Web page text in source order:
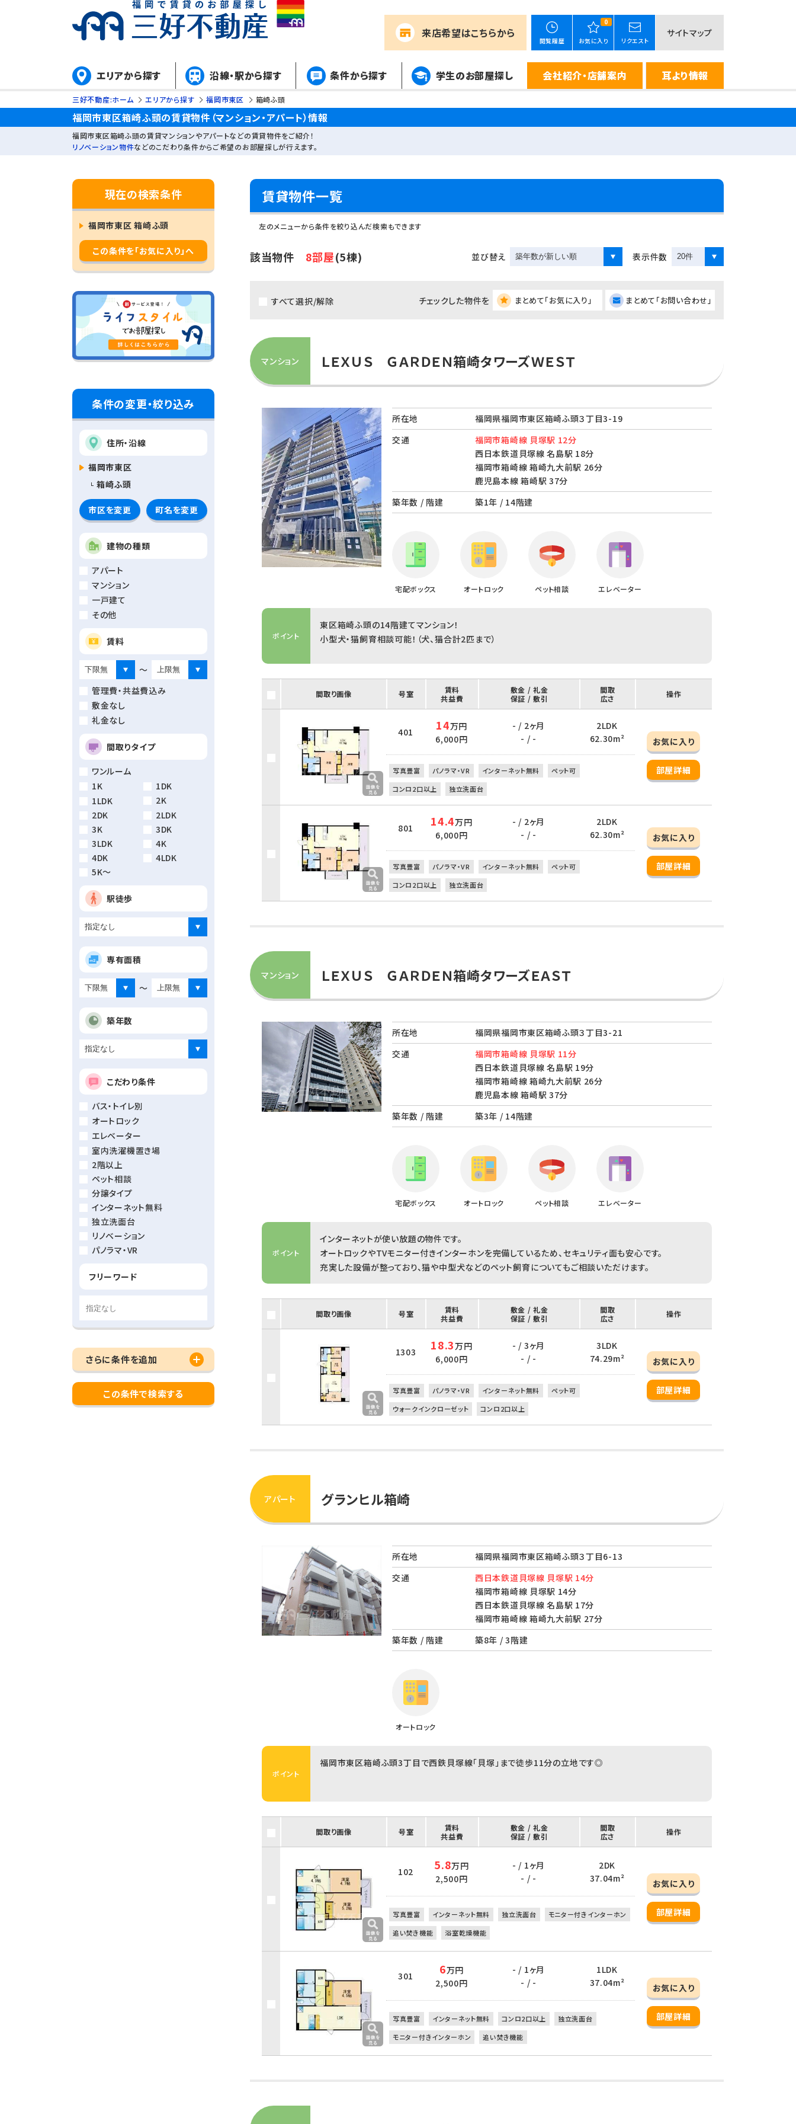
来店希望はこちらから
閲覧履歴
0
お気に入り リクエスト
サイトマップ
エリアから探す 沿線・駅から探す 条件から探す 学生のお部屋探し 会社紹介・店舗案内 耳より情報
三好不動産:ホーム エリアから探す 福岡市東区 箱崎ふ頭
福岡市東区箱崎ふ頭の賃貸物件（マンション・アパート）情報
福岡市東区箱崎ふ頭の賃貸マンションやアパートなどの賃貸物件をご紹介！
リノベーション物件などのこだわり条件からご希望のお部屋探しが行えます。
現在の検索条件
福岡市東区 箱崎ふ頭
この条件を「お気に入り」へ
条件の変更・絞り込み
住所・沿線
福岡市東区
箱崎ふ頭
市区を変更 町名を変更
建物の種類
アパート
マンション
一戸建て
その他
賃料
～
管理費・共益費込み
敷金なし
礼金なし
間取りタイプ
ワンルーム
1K
1DK
1LDK
2K
2DK
2LDK
3K
3DK
3LDK
4K
4DK
4LDK
5K～
駅徒歩
専有面積
～
築年数
こだわり条件
バス・トイレ別
オートロック
エレベーター
室内洗濯機置き場
2階以上
ペット相談
分譲タイプ
インターネット無料
独立洗面台
リノベーション
パノラマ・VR
フリーワード
さらに条件を追加
この条件で検索する
賃貸物件一覧
左のメニューから条件を絞り込んだ検索もできます
該当物件 8部屋(5棟) 並び替え 表示件数
すべて選択/解除 チェックした物件を まとめて「お気に入り」 まとめて「お問い合わせ」
マンション ＬＥＸＵＳ ＧＡＲＤＥＮ箱崎タワーズＷＥＳＴ
所在地
福岡県福岡市東区箱崎ふ頭３丁目3-19
交通
福岡市箱崎線 貝塚駅 12分
西日本鉄道貝塚線 名島駅 18分
福岡市箱崎線 箱崎九大前駅 26分
鹿児島本線 箱崎駅 37分
築年数 / 階建
築1年 / 14階建
宅配ボックス オートロック ペット相談 エレベーター
ポイント
東区箱崎ふ頭の14階建てマンション！
小型犬・猫飼育相談可能！（犬、猫合計2匹まで）
間取り画像 号室
賃料
共益費
敷金 / 礼金
保証 / 敷引
間取
広さ
操作
401 14万円
6,000円
- / 2ヶ月
- / -
2LDK
62.30m²
お気に入り
部屋詳細
写真豊富 パノラマ・VR インターネット無料
ペット可
コンロ2口以上
独立洗面台
801 14.4万円
6,000円
- / 2ヶ月
- / -
2LDK
62.30m²
お気に入り
部屋詳細
写真豊富 パノラマ・VR インターネット無料
ペット可
コンロ2口以上
独立洗面台
マンション ＬＥＸＵＳ ＧＡＲＤＥＮ箱崎タワーズＥＡＳＴ
所在地
福岡県福岡市東区箱崎ふ頭３丁目3-21
交通
福岡市箱崎線 貝塚駅 11分
西日本鉄道貝塚線 名島駅 19分
福岡市箱崎線 箱崎九大前駅 26分
鹿児島本線 箱崎駅 37分
築年数 / 階建
築3年 / 14階建
宅配ボックス オートロック ペット相談 エレベーター
ポイント
インターネットが使い放題の物件です。
オートロックやTVモニター付きインターホンを完備しているため、セキュリティ面も安心です。
充実した設備が整っており、猫や中型犬などのペット飼育についてもご相談いただけます。
間取り画像 号室
賃料
共益費
敷金 / 礼金
保証 / 敷引
間取
広さ
操作
1303 18.3万円
6,000円
- / 3ヶ月
- / -
3LDK
74.29m²
お気に入り
部屋詳細
写真豊富 パノラマ・VR インターネット無料
ペット可
ウォークインクローゼット
コンロ2口以上
アパート グランヒル箱崎
所在地
福岡県福岡市東区箱崎ふ頭３丁目6-13
交通
西日本鉄道貝塚線 貝塚駅 14分
福岡市箱崎線 貝塚駅 14分
西日本鉄道貝塚線 名島駅 17分
福岡市箱崎線 箱崎九大前駅 27分
築年数 / 階建
築8年 / 3階建
オートロック
ポイント
福岡市東区箱崎ふ頭3丁目で西鉄貝塚線「貝塚」まで徒歩11分の立地です◎
間取り画像 号室
賃料
共益費
敷金 / 礼金
保証 / 敷引
間取
広さ
操作
102 5.8万円
2,500円
- / 1ヶ月
- / -
2DK
37.04m²
お気に入り
部屋詳細
写真豊富 インターネット無料 独立洗面台
モニター付きインターホン
追い焚き機能
浴室乾燥機能
301 6万円
2,500円
- / 1ヶ月
- / -
1LDK
37.04m²
お気に入り
部屋詳細
写真豊富 インターネット無料 コンロ2口以上
独立洗面台
モニター付きインターホン
追い焚き機能